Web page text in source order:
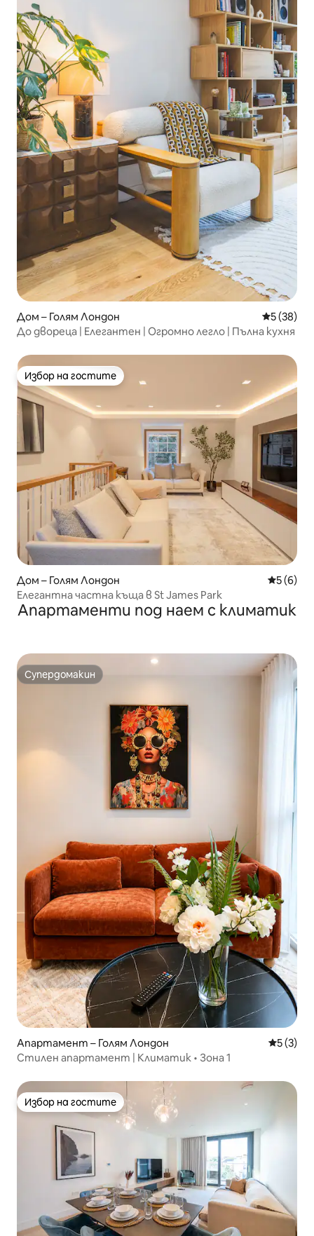
Дом – Голям Лондон Средна
5 (38)
До двореца | Елегантен | Огромно легло | Пълна кухня
Избор на гостите
Избор на гостите
Дом – Голям Лондон Средна
5 (6)
Елегантна частна къща в St James Park
Апартаменти под наем с климатик
Супердомакин
Супердомакин
Апартамент – Голям Лондон Средна
5 (3)
Стилен апартамент | Климатик • Зона 1
Избор на гостите
Избор на гостите